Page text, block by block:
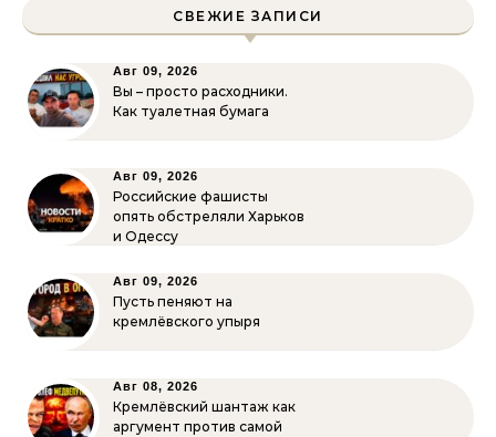
СВЕЖИЕ ЗАПИСИ
Авг 09, 2026
Вы – просто расходники.
Как туалетная бумага
Авг 09, 2026
Российские фашисты
опять обстреляли Харьков
и Одессу
Авг 09, 2026
Пусть пеняют на
кремлёвского упыря
Авг 08, 2026
Кремлёвский шантаж как
аргумент против самой